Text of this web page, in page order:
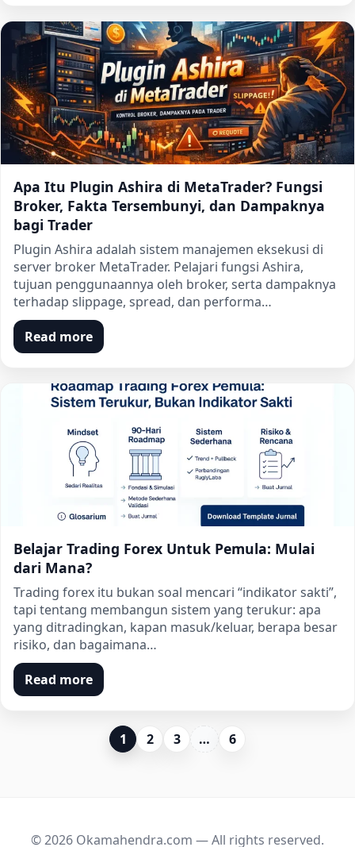
Apa Itu Plugin Ashira di MetaTrader? Fungsi
Broker, Fakta Tersembunyi, dan Dampaknya
bagi Trader
Plugin Ashira adalah sistem manajemen eksekusi di
server broker MetaTrader. Pelajari fungsi Ashira,
tujuan penggunaannya oleh broker, serta dampaknya
terhadap slippage, spread, dan performa…
Read more
Belajar Trading Forex Untuk Pemula: Mulai
dari Mana?
Trading forex itu bukan soal mencari “indikator sakti”,
tapi tentang membangun sistem yang terukur: apa
yang ditradingkan, kapan masuk/keluar, berapa besar
risiko, dan bagaimana…
Read more
1 2 3 … 6
© 2026 Okamahendra.com — All rights reserved.